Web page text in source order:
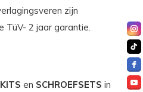
zijn
TüV- 2 jaar garantie.
en SCHROEFSETS in